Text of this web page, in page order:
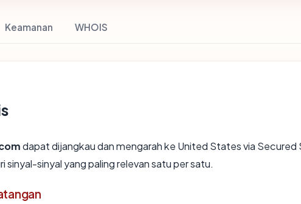
Keamanan WHOIS
dapat dijangkau dan mengarah ke United States via Secured
sinyal-sinyal yang paling relevan satu per satu.